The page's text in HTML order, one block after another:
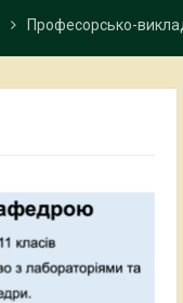
Професорсько-